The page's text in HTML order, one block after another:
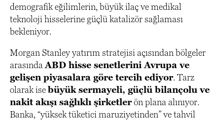
demografik eğilimlerin, büyük ilaç ve medikal
teknoloji hisselerine güçlü katalizör sağlaması
bekleniyor.
Morgan Stanley yatırım stratejisi açısından bölgeler
arasında ABD hisse senetlerini Avrupa ve
gelişen piyasalara göre tercih ediyor. Tarz
olarak isebüyük sermayeli, güçlü bilançolu ve
nakit akışı sağlıklı şirketlerön plana alınıyor.
Banka, “yüksek tüketici maruziyetinden” ve tahvil